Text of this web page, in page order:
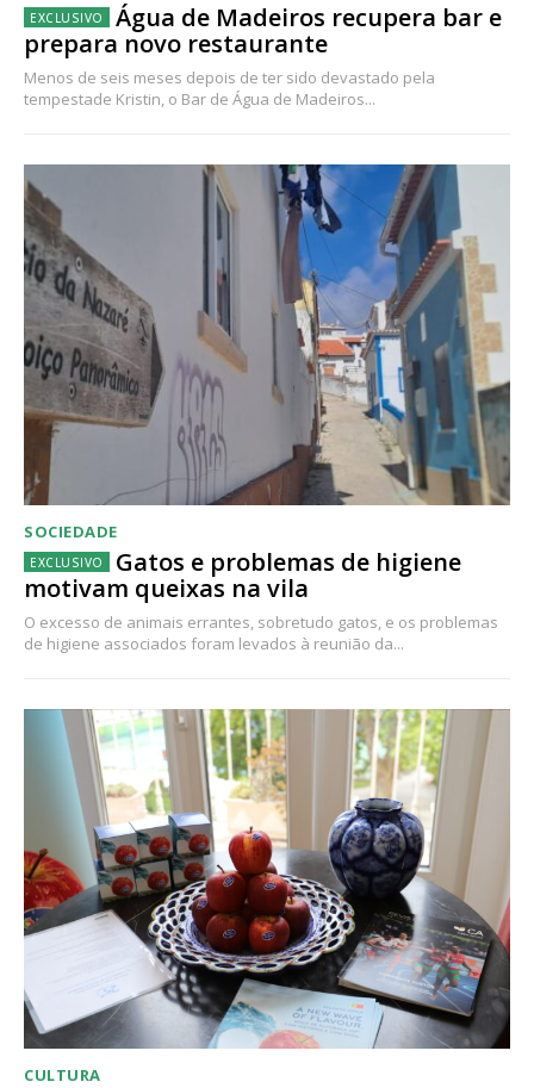
Água de Madeiros recupera bar e
prepara novo restaurante
Menos de seis meses depois de ter sido devastado pela
tempestade Kristin, o Bar de Água de Madeiros...
SOCIEDADE
Gatos e problemas de higiene
motivam queixas na vila
O excesso de animais errantes, sobretudo gatos, e os problemas
de higiene associados foram levados à reunião da...
CULTURA